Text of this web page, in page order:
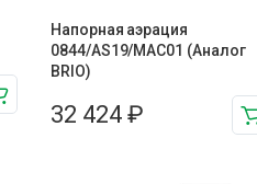
Напорная аэрация
0844/AS19/MAC01 (Аналог
BRIO)
32 424 ₽